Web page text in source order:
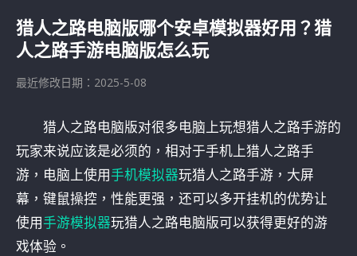
猎人之路电脑版哪个安卓模拟器好用？猎
人之路手游电脑版怎么玩
最近修改日期：2025-5-08
猎人之路电脑版对很多电脑上玩想猎人之路手游的
玩家来说应该是必须的，相对于手机上猎人之路手
游，电脑上使用手机模拟器玩猎人之路手游，大屏
幕，键鼠操控，性能更强，还可以多开挂机的优势让
使用手游模拟器玩猎人之路电脑版可以获得更好的游
戏体验。